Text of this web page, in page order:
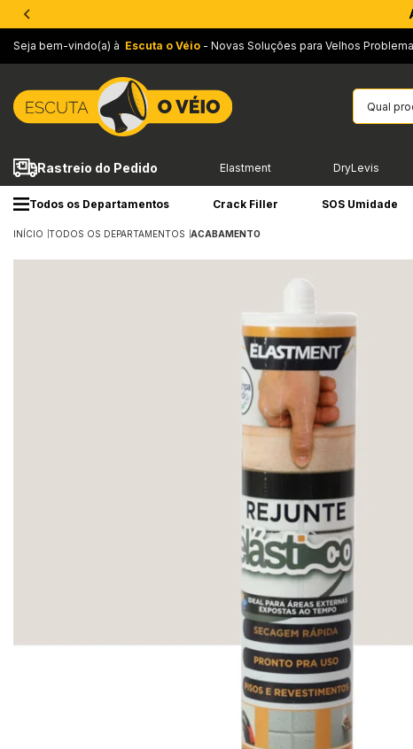
Seja bem-vindo(a) à Escuta o Véio - Novas Soluções para Velhos
Rastreio do Pedido Elastment DryLevis
Todos os Departamentos Crack Filler SOS Umidade
INÍCIO TODOS OS DEPARTAMENTOS ACABAMENTO